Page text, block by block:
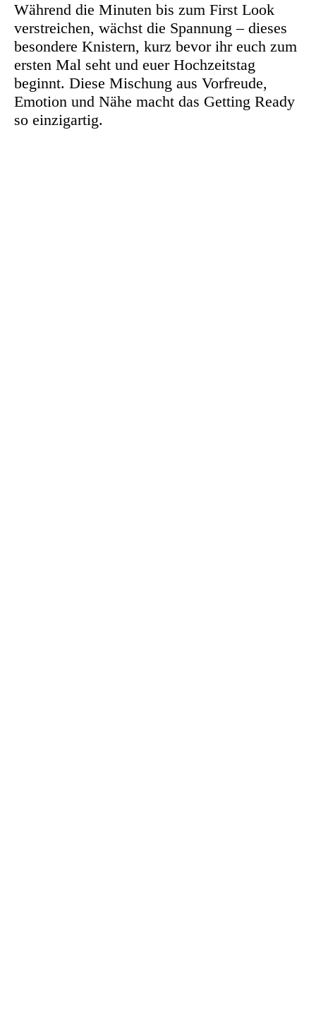
Während die Minuten bis zum First Look
verstreichen, wächst die Spannung – dieses
besondere Knistern, kurz bevor ihr euch zum
ersten Mal seht und euer Hochzeitstag
beginnt. Diese Mischung aus Vorfreude,
Emotion und Nähe macht das Getting Ready
so einzigartig.